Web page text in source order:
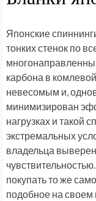
Японские
тонких стенок по
карбона в
невесомым и,
минимизирован
нагрузках и такой
экстремальных
владельца
покупать то же
подобное на